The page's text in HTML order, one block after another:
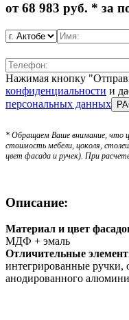
от68 983 руб. * за
Нажимая кнопку
конфиденциальности и
персональных данных
* Обращаем Ваше внимание, что
стоимость мебели, цоколя,
цвет фасада и ручек). При
Описание:
Материал и цвет
МДФ + эмаль
Отличительные
интегрированные ручки,
анодированного